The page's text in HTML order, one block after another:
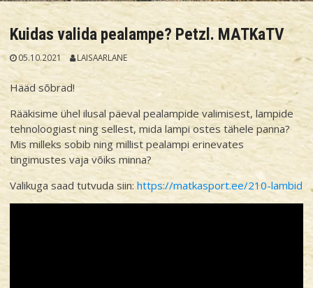
Kuidas valida pealampe? Petzl. MATKaTV
05.10.2021 LAISAARLANE
Hääd sõbrad!
Rääkisime ühel ilusal päeval pealampide valimisest, lampide
tehnoloogiast ning sellest, mida lampi ostes tähele panna?
Mis milleks sobib ning millist pealampi erinevates
tingimustes vaja võiks minna?
Valikuga saad tutvuda siin:https://matkasport.ee/210-lambid